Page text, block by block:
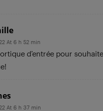
At 6 h 52 min
d’entrée pour
At 6 h 37 min